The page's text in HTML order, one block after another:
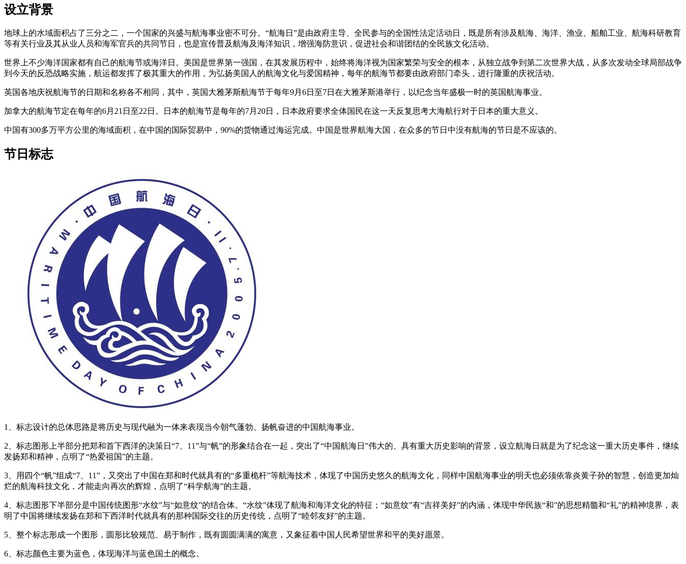
设立背景
地球上的水域面积占了三分之二，一个国家的兴盛与航海事业密不可分。“航海日”是由政府主导、全民参与的全国性法定活动日，既是所有涉及航海、海洋、渔业、船舶工业、航海科研教育
等有关行业及其从业人员和海军官兵的共同节日，也是宣传普及航海及海洋知识，增强海防意识，促进社会和谐团结的全民族文化活动。
世界上不少海洋国家都有自己的航海节或海洋日。美国是世界第一强国，在其发展历程中，始终将海洋视为国家繁荣与安全的根本，从独立战争到第二次世界大战，从多次发动全球局部战争
到今天的反恐战略实施，航运都发挥了极其重大的作用，为弘扬美国人的航海文化与爱国精神，每年的航海节都要由政府部门牵头，进行隆重的庆祝活动。
英国各地庆祝航海节的日期和名称各不相同，其中，英国大雅茅斯航海节于每年9月6日至7日在大雅茅斯港举行，以纪念当年盛极一时的英国航海事业。
加拿大的航海节定在每年的6月21日至22日。日本的航海节是每年的7月20日，日本政府要求全体国民在这一天反复思考大海航行对于日本的重大意义。
中国有300多万平方公里的海域面积，在中国的国际贸易中，90%的货物通过海运完成。中国是世界航海大国，在众多的节日中没有航海的节日是不应该的。
节日标志
1、标志设计的总体思路是将历史与现代融为一体来表现当今朝气蓬勃、扬帆奋进的中国航海事业。
2、标志图形上半部分把郑和首下西洋的决策日“7、11”与“帆”的形象结合在一起，突出了“中国航海日”伟大的、具有重大历史影响的背景，设立航海日就是为了纪念这一重大历史事件，继续
发扬郑和精神，点明了“热爱祖国”的主题。
3、用四个“帆”组成“7、11”，又突出了中国在郑和时代就具有的“多重桅杆”等航海技术，体现了中国历史悠久的航海文化，同样中国航海事业的明天也必须依靠炎黄子孙的智慧，创造更加灿
烂的航海科技文化，才能走向再次的辉煌，点明了“科学航海”的主题。
4、标志图形下半部分是中国传统图形“水纹”与“如意纹”的结合体。“水纹”体现了航海和海洋文化的特征；“如意纹”有“吉祥美好”的内涵，体现中华民族“和”的思想精髓和“礼”的精神境界，表
明了中国将继续发扬在郑和下西洋时代就具有的那种国际交往的历史传统，点明了“睦邻友好”的主题。
5、整个标志形成一个图形，圆形比较规范、易于制作，既有圆圆满满的寓意，又象征着中国人民希望世界和平的美好愿景。
6、标志颜色主要为蓝色，体现海洋与蓝色国土的概念。